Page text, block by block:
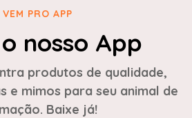
VEM PRO APP
nosso App
produtos de qualidade,
e mimos para seu animal de
Baixe já!